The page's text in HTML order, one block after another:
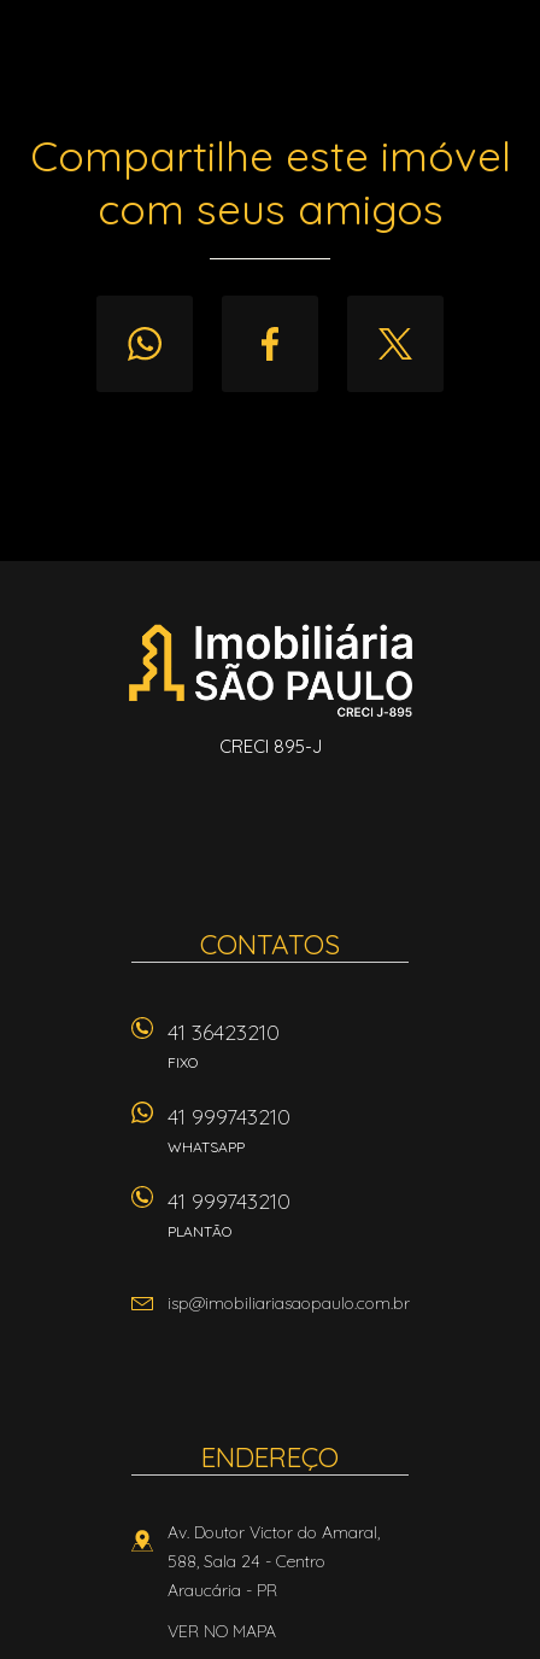
Compartilhe este imóvel
com seus amigos
CRECI 895-J
CONTATOS
41 36423210
FIXO
41 999743210
WHATSAPP
41 999743210
PLANTÃO
isp@imobiliariasaopaulo.com.br
ENDEREÇO
Av. Doutor Victor do Amaral,
588, Sala 24 - Centro
Araucária - PR
VER NO MAPA